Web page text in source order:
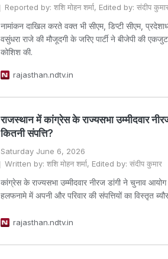
Reported by: शशि मोहन शर्मा, Edited by: संदीप
नामांकन दाखिल करते वक्त भी सीएम, डिप्टी सीएम,
वसुंधरा राजे की मौजूदगी के जरिए पार्टी ने बीजेपी की
कोशिश की.
rajasthan.ndtv.in
राजस्थान में कांग्रेस के राज्यसभा उम्मीदवार
कितनी संपत्ति?
Saturday June 6, 2026
Written by: शशि मोहन शर्मा, Edited by: संदीप कुमार
कांग्रेस के राज्यसभा उम्मीदवार नीरज डांगी ने चुनाव
हलफनामे में अपनी और परिवार की संपत्तियों का विस्तृत
rajasthan.ndtv.in